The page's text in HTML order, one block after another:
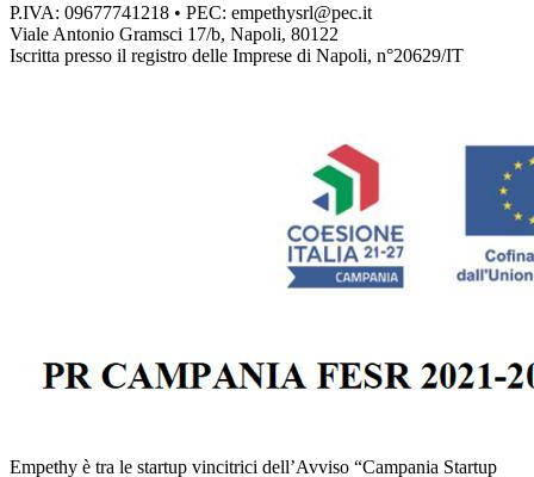
P.IVA: 09677741218 • PEC: empethysrl@pec.it
Viale Antonio Gramsci 17/b, Napoli, 80122
Iscritta presso il registro delle Imprese di Napoli, n°20629/IT
Empethy è tra le startup vincitrici dell’Avviso “Campania Startup